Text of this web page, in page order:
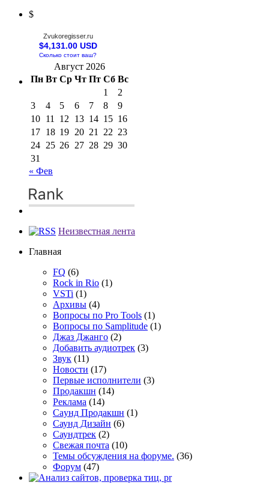
$
Zvukoregisser.ru
$4,131.00 USD
Сколько стоит ваш?
Август 2026
Пн Вт Ср Чт Пт Сб Вс
1
2
3
4 5 6 7 8
9
10 11 12 13 14 15 16
17 18 19 20 21 22 23
24 25 26 27 28 29 30
31
« Фев
Неизвестная лента
Главная
FQ (6)
Rock in Rio (1)
VSTi (1)
Архивы (4)
Вопросы по Pro Tools (1)
Вопросы по Samplitude (1)
Джаз Джанго (2)
Добавить аудиотрек (3)
Звук (11)
Новости (17)
Первые исполнители (3)
Продакшн (14)
Реклама (14)
Сayнд Пpoдaкшн (1)
Саунд Дизайн (6)
Саундтрек (2)
Свежая почта (10)
Темы обсуждения на форуме. (36)
Форум (47)